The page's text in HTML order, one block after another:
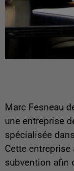
Marc Fesneau
une entreprise
spécialisée
Cette
subvention afin